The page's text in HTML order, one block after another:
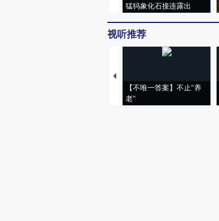
猛犸象化石接连露出
视听推荐
【不唯一答案】不止“养
老”